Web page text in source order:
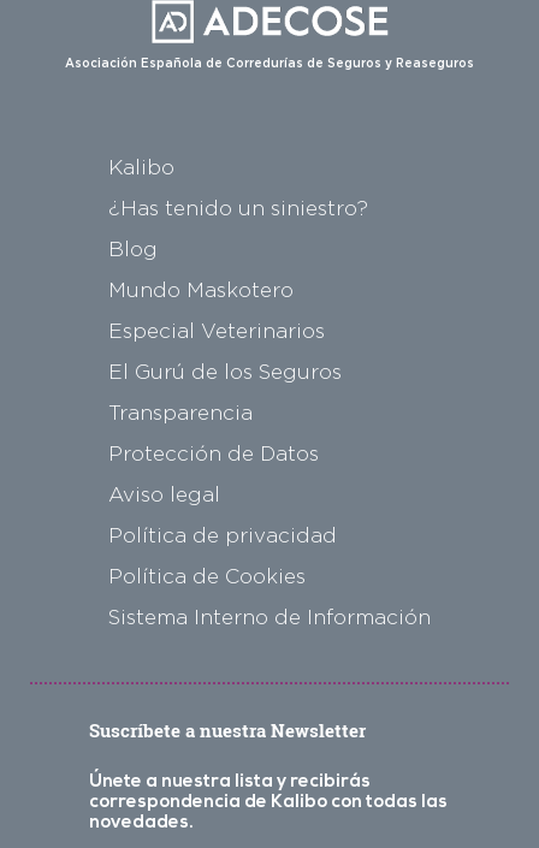
Asociación Española de Corredurías de Seguros y Reaseguros
Kalibo
¿Has tenido un siniestro?
Blog
Mundo Maskotero
Especial Veterinarios
El Gurú de los Seguros
Transparencia
Protección de Datos
Aviso legal
Política de privacidad
Política de Cookies
Sistema Interno de Información
Suscríbete a nuestra Newsletter
Únete a nuestra lista y recibirás
correspondencia de Kalibo con todas las
novedades.